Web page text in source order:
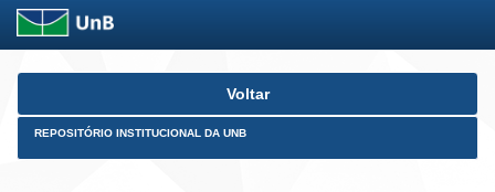
Skip
Voltar
REPOSITÓRIO INSTITUCIONAL DA UNB